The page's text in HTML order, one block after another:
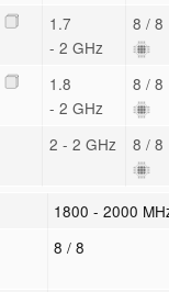
1.7
- 2 GHz
8 / 8
1.8
- 2 GHz
8 / 8
2 - 2 GHz 8 / 8
1800 - 2000
8 / 8